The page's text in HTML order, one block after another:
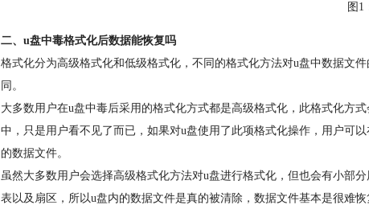
图1
二、u盘中毒格式化后数据能恢复吗
格式化分为高级格式化和低级格式化，不同的格式化方法对u盘中数据文
同。
大多数用户在u盘中毒后采用的格式化方式都是高级格式化，此格式化方
中，只是用户看不见了而已，如果对u盘使用了此项格式化操作，用户可
的数据文件。
虽然大多数用户会选择高级格式化方法对u盘进行格式化，但也会有小部
表以及扇区，所以u盘内的数据文件是真的被清除，数据文件基本是很难